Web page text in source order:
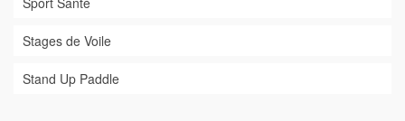
Stages de Voile
Stand Up Paddle